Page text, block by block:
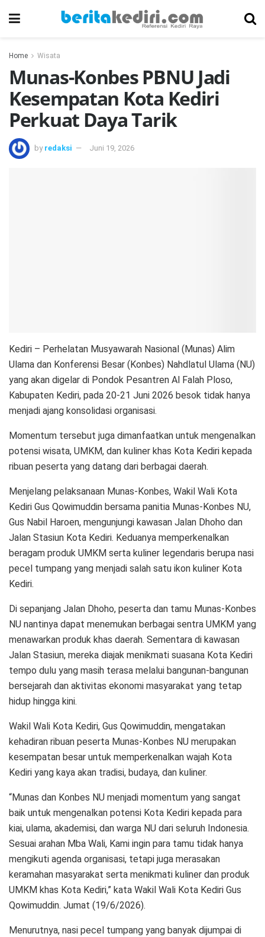
Home Wisata
Munas-Konbes PBNU Jadi
Kesempatan Kota Kediri
Perkuat Daya Tarik
by redaksi Juni 19, 2026
Kediri – Perhelatan Musyawarah Nasional (Munas) Alim
Ulama dan Konferensi Besar (Konbes) Nahdlatul Ulama (NU)
yang akan digelar di Pondok Pesantren Al Falah Ploso,
Kabupaten Kediri, pada 20-21 Juni 2026 besok tidak hanya
menjadi ajang konsolidasi organisasi.
Momentum tersebut juga dimanfaatkan untuk mengenalkan
potensi wisata, UMKM, dan kuliner khas Kota Kediri kepada
ribuan peserta yang datang dari berbagai daerah.
Menjelang pelaksanaan Munas-Konbes, Wakil Wali Kota
Kediri Gus Qowimuddin bersama panitia Munas-Konbes NU,
Gus Nabil Haroen, mengunjungi kawasan Jalan Dhoho dan
Jalan Stasiun Kota Kediri. Keduanya memperkenalkan
beragam produk UMKM serta kuliner legendaris berupa nasi
pecel tumpang yang menjadi salah satu ikon kuliner Kota
Kediri.
Di sepanjang Jalan Dhoho, peserta dan tamu Munas-Konbes
NU nantinya dapat menemukan berbagai sentra UMKM yang
menawarkan produk khas daerah. Sementara di kawasan
Jalan Stasiun, mereka diajak menikmati suasana Kota Kediri
tempo dulu yang masih terasa melalui bangunan-bangunan
bersejarah dan aktivitas ekonomi masyarakat yang tetap
hidup hingga kini.
Wakil Wali Kota Kediri, Gus Qowimuddin, mengatakan
kehadiran ribuan peserta Munas-Konbes NU merupakan
kesempatan besar untuk memperkenalkan wajah Kota
Kediri yang kaya akan tradisi, budaya, dan kuliner.
“Munas dan Konbes NU menjadi momentum yang sangat
baik untuk mengenalkan potensi Kota Kediri kepada para
kiai, ulama, akademisi, dan warga NU dari seluruh Indonesia.
Sesuai arahan Mba Wali, Kami ingin para tamu tidak hanya
mengikuti agenda organisasi, tetapi juga merasakan
keramahan masyarakat serta menikmati kuliner dan produk
UMKM khas Kota Kediri,” kata Wakil Wali Kota Kediri Gus
Qowimuddin. Jumat (19/6/2026).
Menurutnya, nasi pecel tumpang yang banyak dijumpai di